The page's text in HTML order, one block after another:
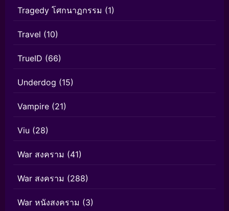
Tragedy โศกนาฏกรรม (1)
Travel (10)
TrueID (66)
Underdog (15)
Vampire (21)
Viu (28)
War สงคราม (41)
War สงคราม (288)
War หนังสงคราม (3)